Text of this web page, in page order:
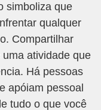
simboliza que
qualquer
Compartilhar
atividade que
Há pessoas
apóiam pessoal
tudo o que você